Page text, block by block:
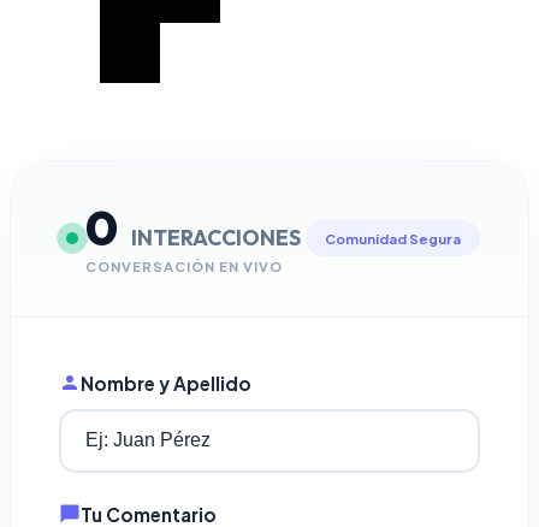
0 INTERACCIONES
CONVERSACIÓN EN VIVO
Comunidad Segura
Nombre y Apellido
Tu Comentario